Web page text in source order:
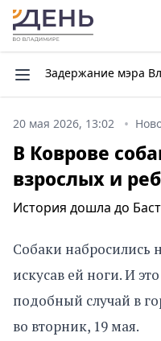
Задержание мэра
20 мая 2026, 13:02
В Коврове
взрослых и
История дошла до
Собаки набросились
искусав ей ноги. И
подобный случай в
во вторник, 19 мая.